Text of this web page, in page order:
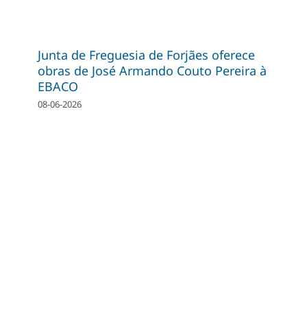
Junta de Freguesia de Forjães oferece
obras de José Armando Couto Pereira à
EBACO
08-06-2026